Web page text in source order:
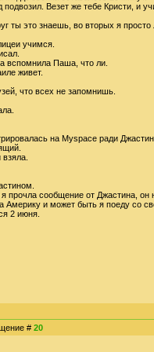
Везет же тебе Кристи, и
ты это знаешь, во вторых я просто
учимся.
вспомнила Паша, что ли.
живет.
что всех не запомнишь.
на Myspace ради
прочла сообщение от Джастина, он
Америку и может быть я поеду со
2 июня.
# 20